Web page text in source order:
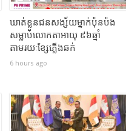
ឃាត់ខ្លួនជនសង្ស័យម្នាក់ប៉ុនប៉ង
សម្លាប់លោកតាអាយុ ៩៦ឆ្នាំ
តាមរយៈខ្សែភ្លើងឆក់
6 hours ago